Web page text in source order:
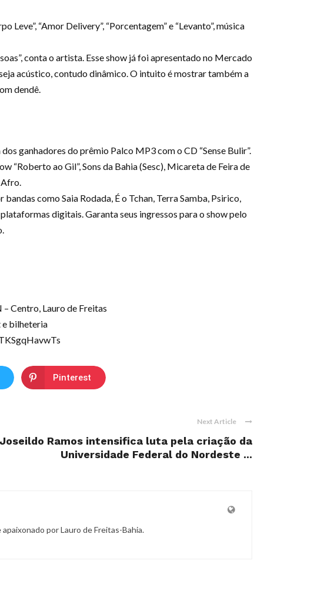
“Amor Delivery”, “Porcentagem” e “Levanto”, música
conta o artista. Esse show já foi apresentado no Mercado
acústico, contudo dinâmico. O intuito é mostrar também a
dendê.
ganhadores do prêmio Palco MP3 com o CD “Sense Bulir”.
“Roberto ao Gil”, Sons da Bahia (Sesc), Micareta de Feira de
Afro.
como Saia Rodada, É o Tchan, Terra Samba, Psirico,
digitais. Garanta seus ingressos para o show pelo
Centro, Lauro de Freitas
e bilheteria
Pinterest
Next Article
Ramos intensifica luta pela criação da
Universidade Federal do Nordeste ...
por Lauro de Freitas-Bahia.